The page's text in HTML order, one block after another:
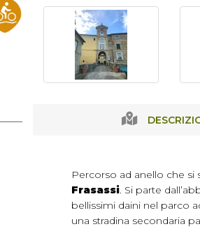
Percorso ad anello che si
Frasassi. Si parte
bellissimi daini nel parco
una stradina secondaria